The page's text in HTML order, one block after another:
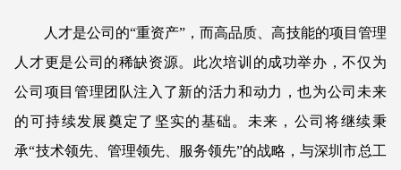
人才是公司的“重资产”，而高品质、高技能的项目管理
人才更是公司的稀缺资源。此次培训的成功举办，不仅为
公司项目管理团队注入了新的活力和动力，也为公司未来
的可持续发展奠定了坚实的基础。未来，公司将继续秉
承“技术领先、管理领先、服务领先”的战略，与深圳市总工